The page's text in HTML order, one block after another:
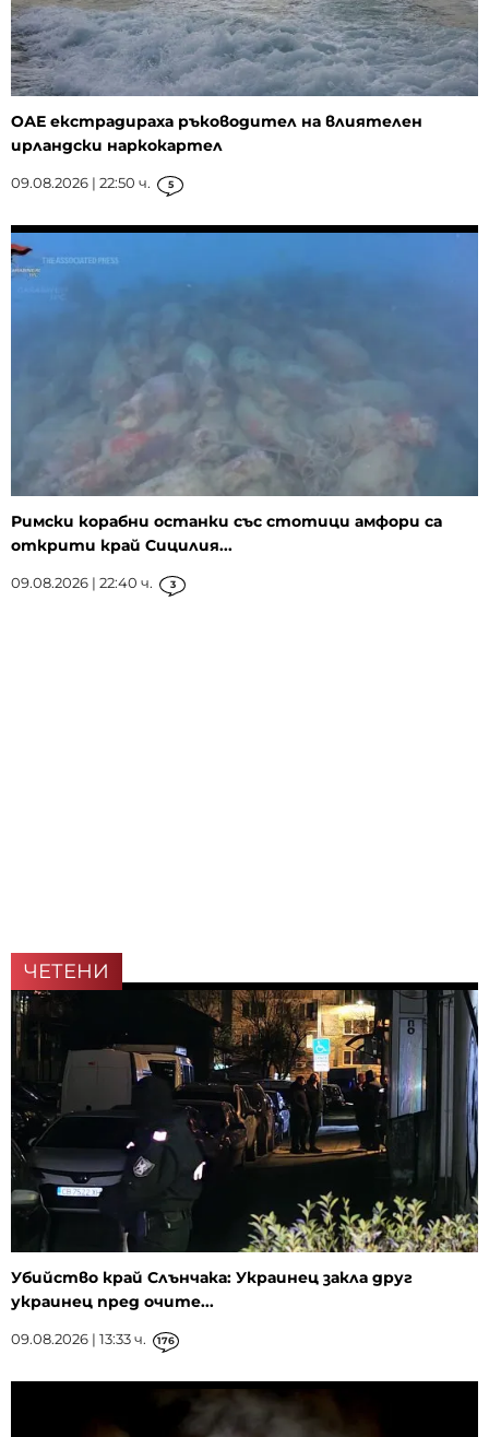
ОАЕ екстрадираха ръководител на влиятелен
ирландски наркокартел
09.08.2026 | 22:50 ч. 5
Римски корабни останки със стотици амфори са
открити край Сицилия...
09.08.2026 | 22:40 ч. 3
ЧЕТЕНИ
Убийство край Слънчака: Украинец закла друг
украинец пред очите...
09.08.2026 | 13:33 ч. 176